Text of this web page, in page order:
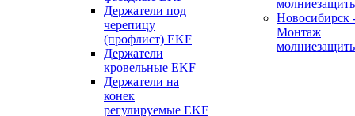
Держатели под
черепицу
(профлист) EKF
Держатели
кровельные EKF
Держатели на
конек
регулируемые EKF
Новосибирск
Монтаж